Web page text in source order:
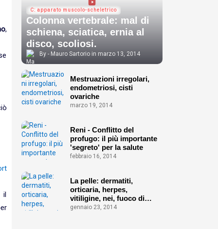
,
il
C: apparato muscolo-scheletrico
Colonna vertebrale: mal di
schiena, sciatica, ernia al
disco, scoliosi.
Mauro Sartorio marzo 13, 2014
Mestruazioni irregolari,
endometriosi, cisti
ovariche
marzo 19, 2014
Reni - Conflitto del
profugo: il più importante
'segreto' per la salute
febbraio 16, 2014
La pelle: dermatiti,
orticaria, herpes,
vitiligine, nei, fuoco di
Sant'Antonio ecc.
gennaio 23, 2014